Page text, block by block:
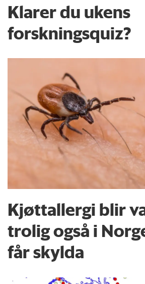
Klarer du ukens
forskningsquiz?
Kjøttallergi blir
trolig også i
får skylda